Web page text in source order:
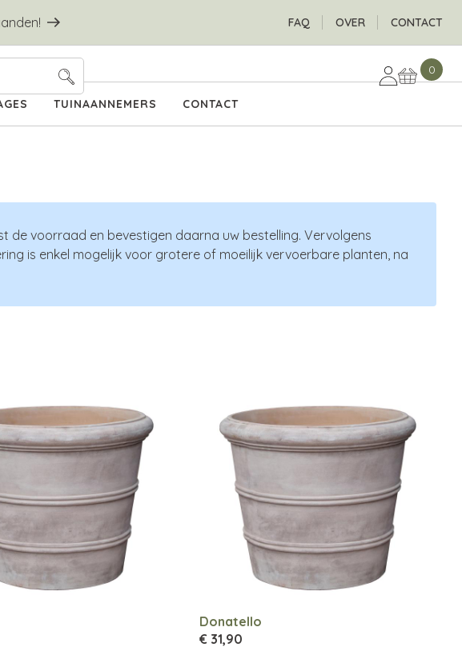
FAQ OVER CONTACT
TUINAANNEMERS CONTACT
0
de voorraad en bevestigen daarna uw bestelling. Vervolgens
is enkel mogelijk voor grotere of moeilijk vervoerbare planten, na
Donatello
€ 31,90